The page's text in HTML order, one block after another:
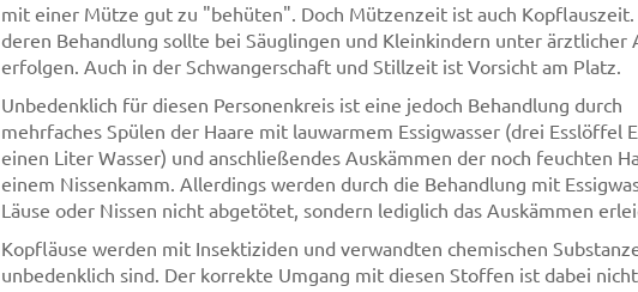
mit einer Mütze gut zu "behüten". Doch Mützenzeit ist auch Kopflauszeit.
deren Behandlung sollte bei Säuglingen und Kleinkindern unter ärztlicher
erfolgen. Auch in der Schwangerschaft und Stillzeit ist Vorsicht am Platz.
Unbedenklich für diesen Personenkreis ist eine jedoch Behandlung durch
mehrfaches Spülen der Haare mit lauwarmem Essigwasser (drei Esslöffel
einen Liter Wasser) und anschließendes Auskämmen der noch feuchten
einem Nissenkamm. Allerdings werden durch die Behandlung mit
Läuse oder Nissen nicht abgetötet, sondern lediglich das Auskämmen
Kopfläuse werden mit Insektiziden und verwandten chemischen
unbedenklich sind. Der korrekte Umgang mit diesen Stoffen ist dabei